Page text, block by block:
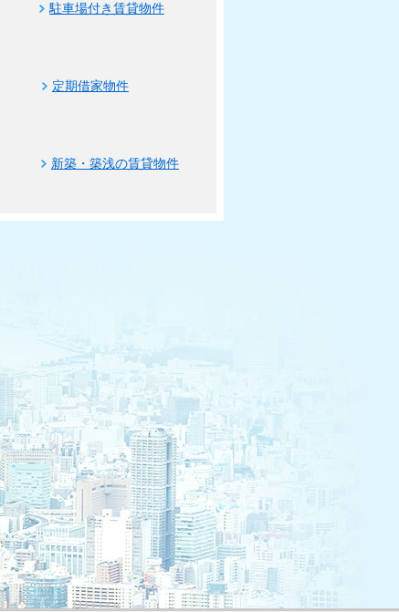
駐車場付き賃貸物件
定期借家物件
新築・築浅の賃貸物件